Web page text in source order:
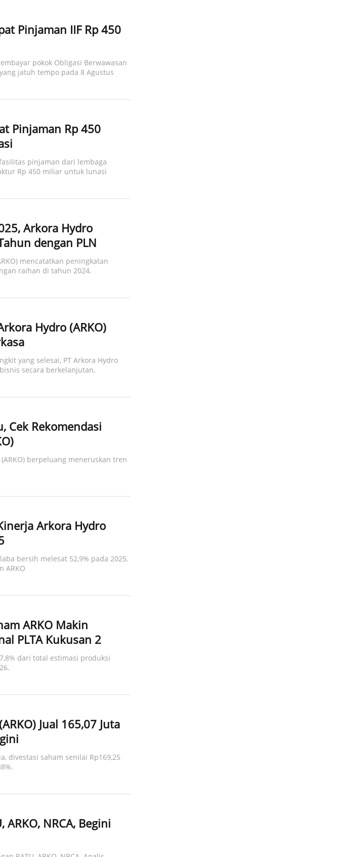
Pinjaman IIF Rp 450
pokok Obligasi Berwawasan
jatuh tempo pada 8 Agustus
Pinjaman Rp 450
pinjaman dari lembaga
Rp 450 miliar untuk lunasi
Arkora Hydro
dengan PLN
mencatatkan peningkatan
raihan di tahun 2024.
Hydro (ARKO)
yang selesai, PT Arkora Hydro
secara berkelanjutan.
Cek Rekomendasi
berpeluang meneruskan tren
Arkora Hydro
bersih melesat 52,9% pada 2025.
ARKO
ARKO Makin
PLTA Kukusan 2
dari total estimasi produksi
Jual 165,07 Juta
divestasi saham senilai Rp169,25
ARKO, NRCA, Begini